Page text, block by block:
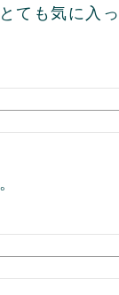
ても気に入